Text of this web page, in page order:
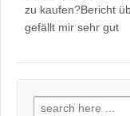
zu kaufen?Bericht
gefällt mir sehr gut
Suchen